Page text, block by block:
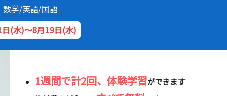
数学/英語/国語
(水)～8月19日(水)
1週間で計2回、体験学習ができます